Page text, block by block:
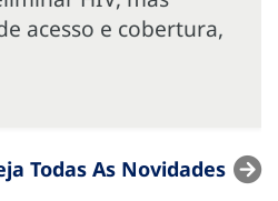
acesso e cobertura,
Todas As Novidades